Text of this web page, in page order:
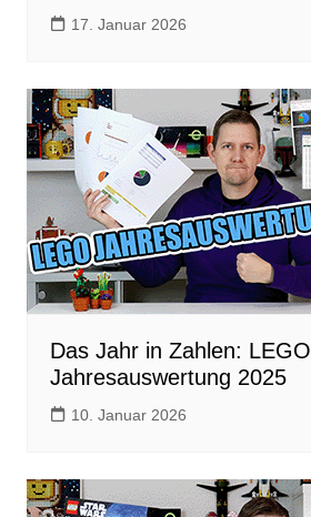
17. Januar 2026
Das Jahr in Zahlen: LEGO
Jahresauswertung 2025
10. Januar 2026